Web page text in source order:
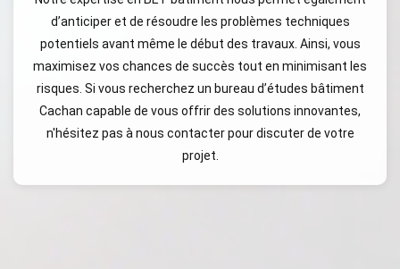
d’anticiper et de résoudre les problèmes techniques
potentiels avant même le début des travaux. Ainsi, vous
maximisez vos chances de succès tout en minimisant les
risques. Si vous recherchez un bureau d’études bâtiment
Cachan capable de vous offrir des solutions innovantes,
n'hésitez pas à nous contacter pour discuter de votre
projet.